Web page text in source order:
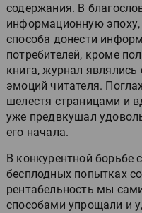
содержания. В
информационную эпоху,
способа донести
потребителей, кроме
книга, журнал
эмоций читателя.
шелестя страницами и
уже предвкушал
его начала.
В конкурентной борьбе
бесплодных попытках
рентабельность мы
способами упрощали и